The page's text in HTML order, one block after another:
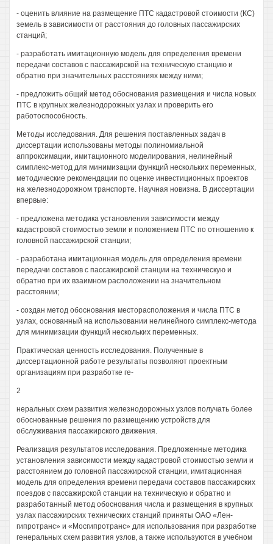
- оценить влияние на размещение ПТС кадастровой стоимости (КС)
земель в зависимости от расстояния до головных пассажирских
станций;
- разработать имитационную модель для определения времени
передачи составов с пассажирской на техническую станцию и
обратно при значительных расстояниях между ними;
- предложить общий метод обоснования размещения и числа новых
ПТС в крупных железнодорожных узлах и проверить его
работоспособность.
Методы исследования. Для решения поставленных задач в
диссертации использованы методы полиномиальной
аппроксимации, имитационного моделирования, нелинейный
симплекс-метод для минимизации функций нескольких переменных,
методические рекомендации по оценке инвестиционных проектов
на железнодорожном транспорте. Научная новизна. В диссертации
впервые:
- предложена методика установления зависимости между
кадастровой стоимостью земли и положением ПТС по отношению к
головной пассажирской станции;
- разработана имитационная модель для определения времени
передачи составов с пассажирской станции на техническую и
обратно при их взаимном расположении на значительном
расстоянии;
- создан метод обоснования месторасположения и числа ПТС в
узлах, основанный на использовании нелинейного симплекс-метода
для минимизации функций нескольких переменных.
Практическая ценность исследования. Полученные в
диссертационной работе результаты позволяют проектным
организациям при разработке ге-
2
неральных схем развития железнодорожных узлов получать более
обоснованные решения по размещению устройств для
обслуживания пассажирского движения.
Реализация результатов исследования. Предложенные методика
установления зависимости между кадастровой стоимостью земли и
расстоянием до головной пассажирской станции, имитационная
модель для определения времени передачи составов пассажирских
поездов с пассажирской станции на техническую и обратно и
разработанный метод обоснования числа и размещения в крупных
узлах пассажирских технических станций приняты ОАО «Лен-
гипротранс» и «Мосгипротранс» для использования при разработке
генеральных схем развития узлов, а также используются в учебном